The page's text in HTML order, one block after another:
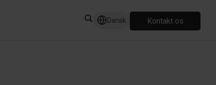
Dansk Kontakt os